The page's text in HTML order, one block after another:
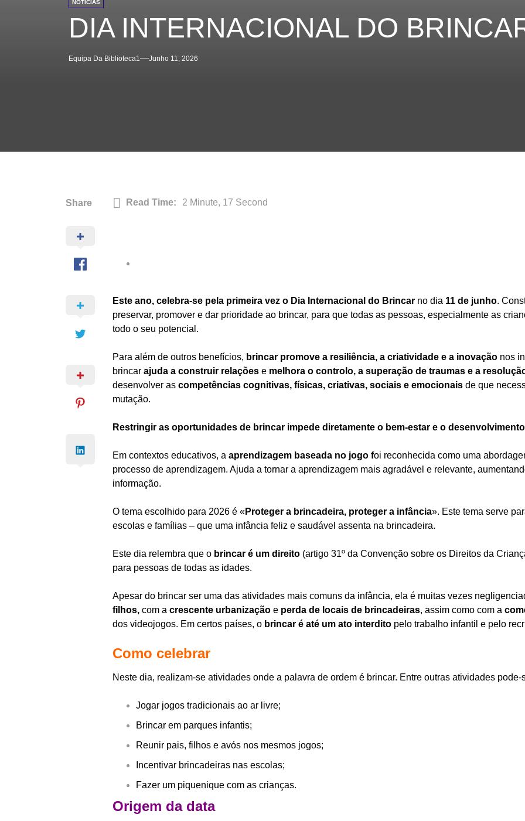
NOTÍCIAS
DIA INTERNACIONAL DO
Equipa Da Biblioteca1 Junho 11, 2026
Share Read Time: 2 Minute, 17 Second
Este ano, celebra-se pela primeira vez o Dia Internacional do Brincar no dia 11 de junho.
preservar, promover e dar prioridade ao brincar, para que todas as pessoas, especialmente as
todo o seu potencial.
Para além de outros benefícios, brincar promove a resiliência, a criatividade e a inovação nos
brincar ajuda a construir relações e melhora o controlo, a superação de traumas e a
desenvolver as competências cognitivas, físicas, criativas, sociais e emocionais de que
mutação.
Restringir as oportunidades de brincar impede diretamente o bem-estar e o
Em contextos educativos, a aprendizagem baseada no jogo foi reconhecida como uma
processo de aprendizagem. Ajuda a tornar a aprendizagem mais agradável e relevante,
informação.
O tema escolhido para 2026 é «Proteger a brincadeira, proteger a infância». Este tema serve
escolas e famílias – que uma infância feliz e saudável assenta na brincadeira.
Este dia relembra que o brincar é um direito (artigo 31º da Convenção sobre os Direitos da
para pessoas de todas as idades.
Apesar do brincar ser uma das atividades mais comuns da infância, ela é muitas vezes
filhos, com a crescente urbanização e perda de locais de brincadeiras, assim como com a
dos videojogos. Em certos países, o brincar é até um ato interdito pelo trabalho infantil e pelo
Como celebrar
Neste dia, realizam-se atividades onde a palavra de ordem é brincar. Entre outras atividades pode-
Jogar jogos tradicionais ao ar livre;
Brincar em parques infantis;
Reunir pais, filhos e avós nos mesmos jogos;
Incentivar brincadeiras nas escolas;
Fazer um piquenique com as crianças.
Origem da data